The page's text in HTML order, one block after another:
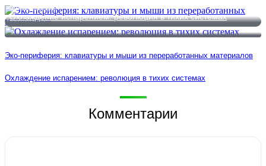
материалов
Охлаждение испарением: революция в тихих системах
Эко-периферия: клавиатуры и мыши из переработанных материалов
Охлаждение испарением: революция в тихих системах
Комментарии